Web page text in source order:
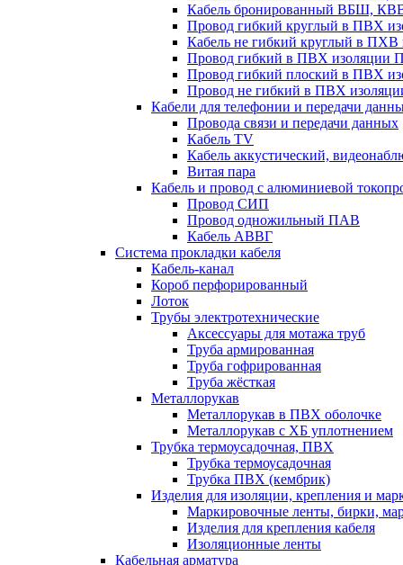
Кабель бронированный ВБШ,
Провод гибкий круглый в ПВХ
Кабель не гибкий круглый в
Провод гибкий в ПВХ изоляции
Провод гибкий плоский в ПВХ
Провод не гибкий в ПВХ
Кабели для телефонии и передачи
Провода связи и передачи данных
Кабель TV
Кабель аккустический,
Витая пара
Кабель и провод с алюминиевой
Провод СИП
Провод одножильный ПАВ
Кабель АВВГ
Система прокладки кабеля
Кабель-канал
Короб перфорированный
Лоток
Трубы электротехнические
Аксессуары для мотажа труб
Труба армированная
Труба гофрированная
Труба жёсткая
Металлорукав
Металлорукав в ПВХ оболочке
Металлорукав с ХБ уплотнением
Трубка термоусадочная, ПВХ
Трубка термоусадочная
Трубка ПВХ (кембрик)
Изделия для изоляции, крепления и
Маркировочные ленты, бирки,
Изделия для крепления кабеля
Изоляционные ленты
Кабельная арматура